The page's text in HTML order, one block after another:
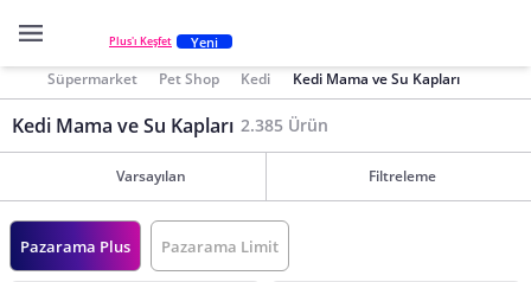
Plus'ı Keşfet Yeni
Süpermarket Pet Shop Kedi Kedi Mama ve Su Kapları
Kedi Mama ve Su Kapları 2.385 Ürün
Varsayılan Filtreleme
Pazarama Plus Pazarama Limit